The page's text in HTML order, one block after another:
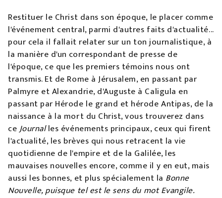
Restituer le Christ dans son époque, le placer comme
l'événement central, parmi d'autres faits d'actualité...
pour cela il fallait relater sur un ton journalistique, à
la manière d'un correspondant de presse de
l'époque, ce que les premiers témoins nous ont
transmis. Et de Rome à Jérusalem, en passant par
Palmyre et Alexandrie, d'Auguste à Caligula en
passant par Hérode le grand et hérode Antipas, de la
naissance à la mort du Christ, vous trouverez dans
ceJournalles événements principaux, ceux qui firent
l'actualité, les brèves qui nous retracent la vie
quotidienne de l'empire et de la Galilée, les
mauvaises nouvelles encore, comme il y en eut, mais
aussi les bonnes, et plus spécialement la Bonne
Nouvelle, puisque tel est le sens du mot Evangile.